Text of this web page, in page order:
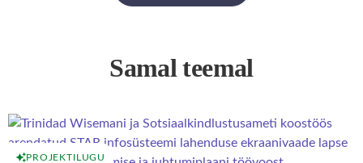
Samal teemal
PROJEKTILUGU